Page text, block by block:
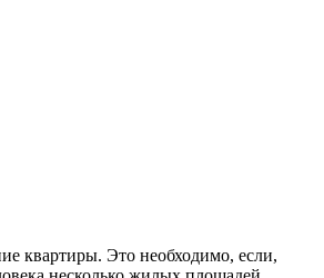
квартиры. Это необходимо, если,